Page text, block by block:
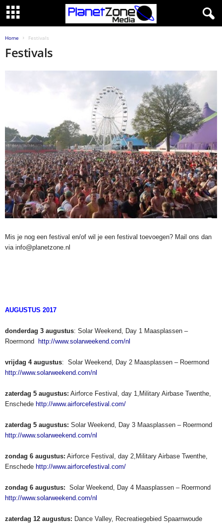
Home Festivals
Festivals
Mis je nog een festival en/of wil je een festival toevoegen? Mail ons dan
via info@planetzone.nl
AUGUSTUS 2017
donderdag 3 augustus: Solar Weekend, Day 1 Maasplassen –
Roermond
http://www.solarweekend.com/nl
vrijdag 4 augustus: Solar Weekend, Day 2 Maasplassen – Roermond
http://www.solarweekend.com/nl
zaterdag 5 augustus: Airforce Festival, day 1,Military Airbase Twenthe,
Enschede http://www.airforcefestival.com/
zaterdag 5 augustus: Solar Weekend, Day 3 Maasplassen – Roermond
http://www.solarweekend.com/nl
zondag 6 augustus: Airforce Festival, day 2,Military Airbase Twenthe,
Enschede http://www.airforcefestival.com/
zondag 6 augustus: Solar Weekend, Day 4 Maasplassen – Roermond
http://www.solarweekend.com/nl
zaterdag 12 augustus: Dance Valley, Recreatiegebied Spaarnwoude